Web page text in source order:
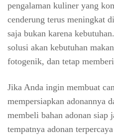
pengalaman kuliner yang
cenderung terus meningkat
saja bukan karena
solusi akan kebutuhan
fotogenik, dan tetap
Jika Anda ingin membuat
mempersiapkan adonannya
membeli bahan adonan
tempatnya adonan